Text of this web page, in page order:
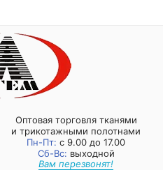
Оптовая торговля тканями
и трикотажными полотнами
Пн-Пт: с 9.00 до 17.00
Сб-Вс: выходной
Вам перезвонят!